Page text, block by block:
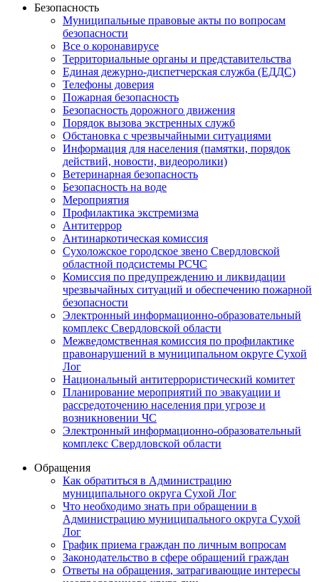
Безопасность
Муниципальные правовые акты по вопросам
безопасности
Все о коронавирусе
Территориальные органы и представительства
Единая дежурно-диспетчерская служба (ЕДДС)
Телефоны доверия
Пожарная безопасность
Безопасность дорожного движения
Порядок вызова экстренных служб
Обстановка с чрезвычайными ситуациями
Информация для населения (памятки, порядок
действий, новости, видеоролики)
Ветеринарная безопасность
Безопасность на воде
Мероприятия
Профилактика экстремизма
Антитеррор
Антинаркотическая комиссия
Сухоложское городское звено Свердловской
областной подсистемы РСЧС
Комиссия по предупреждению и ликвидации
чрезвычайных ситуаций и обеспечению пожарной
безопасности
Электронный информационно-образовательный
комплекс Cвердловской области
Межведомственная комиссия по профилактике
правонарушений в муниципальном округе Сухой
Лог
Национальный антитеррористический комитет
Планирование мероприятий по эвакуации и
рассредоточению населения при угрозе и
возникновении ЧС
Электронный информационно-образовательный
комплекс Свердловской области
Обращения
Как обратиться в Администрацию
муниципального округа Сухой Лог
Что необходимо знать при обращении в
Администрацию муниципального округа Сухой
Лог
График приема граждан по личным вопросам
Законодательство в сфере обращений граждан
Ответы на обращения, затрагивающие интересы